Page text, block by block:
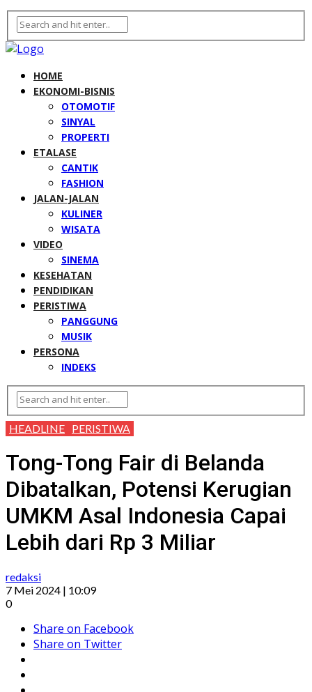
HOME
EKONOMI-BISNIS
OTOMOTIF
SINYAL
PROPERTI
ETALASE
CANTIK
FASHION
JALAN-JALAN
KULINER
WISATA
VIDEO
SINEMA
KESEHATAN
PENDIDIKAN
PERISTIWA
PANGGUNG
MUSIK
PERSONA
INDEKS
HEADLINE PERISTIWA
Tong-Tong Fair di Belanda
Dibatalkan, Potensi Kerugian
UMKM Asal Indonesia Capai
Lebih dari Rp 3 Miliar
redaksi
7 Mei 2024 | 10:09
0
Share on Facebook
Share on Twitter